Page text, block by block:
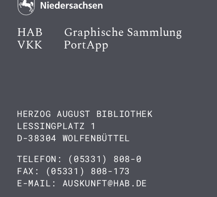
HAB Graphische Sammlung
VKK PortApp
HERZOG AUGUST BIBLIOTHEK
LESSINGPLATZ 1
D-38304 WOLFENBÜTTEL
TELEFON: (05331) 808-0
FAX: (05331) 808-173
E-MAIL: AUSKUNFT@HAB.DE